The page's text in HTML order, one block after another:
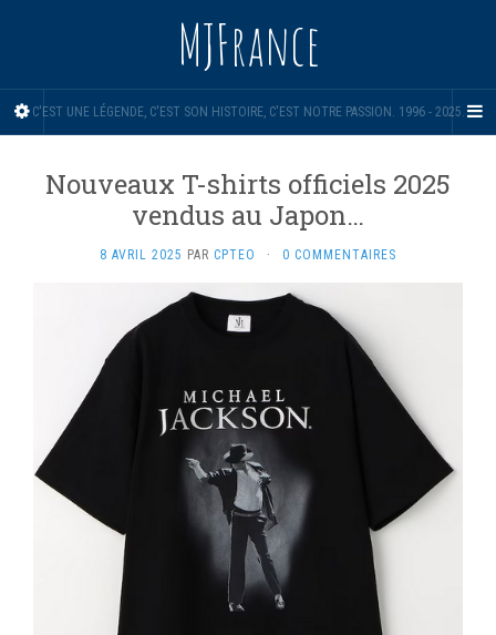
MJFrance
C'EST UNE LÉGENDE, C'EST SON HISTOIRE, C'EST NOTRE PASSION. 1996 - 2025.
Nouveaux T-shirts officiels 2025
vendus au Japon…
8 AVRIL 2025 PAR CPTEO · 0 COMMENTAIRES